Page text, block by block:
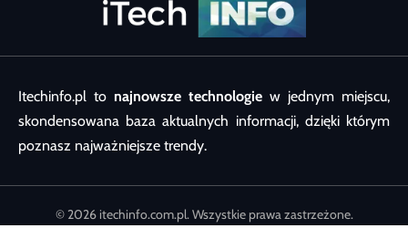
Itechinfo.pl to najnowsze technologie w jednym miejscu,
skondensowana baza aktualnych informacji, dzięki którym
poznasz najważniejsze trendy.
© 2026 itechinfo.com.pl. Wszystkie prawa zastrzeżone.